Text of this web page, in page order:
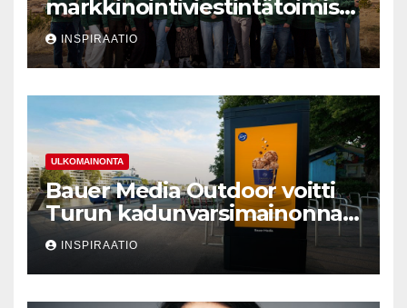
markkinointiviestintätoimisto
Valve Creativen ydin
INSPIRAATIO
ULKOMAINONTA
Bauer Media Outdoor voitti
Turun kadunvarsimainonnan
kilpailutuksen
INSPIRAATIO